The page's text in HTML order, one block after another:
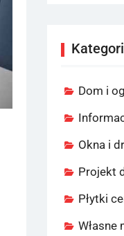
Dom i
Okna i
Projekt
Płytki
Własne